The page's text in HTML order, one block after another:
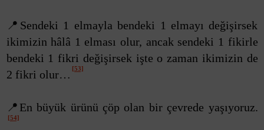
📍Sendeki 1 elmayla bendeki 1 elmayı değişirsek
ikimizin hâlâ 1 elması olur, ancak sendeki 1 fikirle
bendeki 1 fikri değişirsek işte o zaman ikimizin de
2 fikri olur… [53]
📍En büyük ürünü çöp olan bir çevrede yaşıyoruz.
[54]